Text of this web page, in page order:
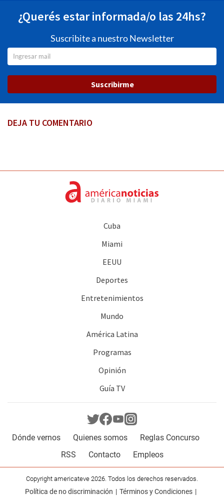
¿Querés estar informada/o las 24hs?
Suscribite a nuestro Newsletter
Suscribirme
DEJA TU COMENTARIO
Cuba
Miami
EEUU
Deportes
Entretenimientos
Mundo
América Latina
Programas
Opinión
Guía TV
Dónde vernos Quienes somos
Reglas Concurso
RSS
Contacto Empleos
Copyright americateve 2026. Todos los derechos reservados.
Política de no discriminación Términos y Condiciones